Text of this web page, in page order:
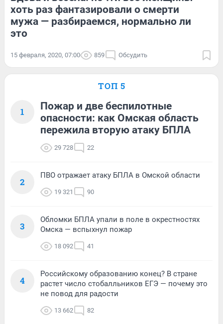
хоть раз фантазировали о смерти
мужа — разбираемся, нормально ли
это
15 февраля, 2020, 07:00 859 Обсудить
ТОП 5
1
Пожар и две беспилотные
опасности: как Омская область
пережила вторую атаку БПЛА
29 728 22
2
ПВО отражает атаку БПЛА в Омской области
19 321 90
3
Обломки БПЛА упали в поле в окрестностях
Омска — вспыхнул пожар
18 092 41
4
Российскому образованию конец? В стране
растет число стобалльников ЕГЭ — почему это
не повод для радости
13 662 82